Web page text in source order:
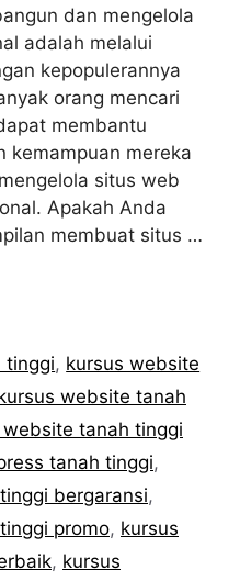
dan mengelola
adalah melalui
kepopulerannya
orang mencari
membantu
kemampuan mereka
situs web
Apakah Anda
membuat situs …
tinggi, kursus website
website tanah
website tanah tinggi
tanah tinggi,
bergaransi,
promo, kursus
, kursus